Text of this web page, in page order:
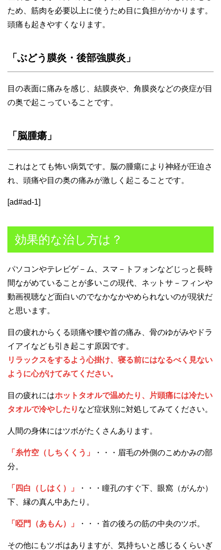
ため、筋肉を必要以上に使うため目に負担がかかります。
頭痛も起きやすくなります。
「ぶどう膜炎・後部強膜炎」
目の表面に痛みを感じ、結膜炎や、角膜炎などの炎症が目
の奥で起こっていることです。
「脳腫瘍」
これはとても怖い病気です。脳の腫瘍により神経が圧迫さ
れ、頭痛や目の奥の痛みが激しく起こることです。
[ad#ad-1]
効果的な治し方は？
パソコンやテレビゲ－ム、スマ－トフォンなどじっと長時
間ながめていることが多いこの現代、ネットサ－フィンや
動画視聴など面白いのでなかなかやめられないのが現状だ
と思います。
目の疲れからくる頭痛や腰や首の痛み、骨のゆがみやドラ
イアイなども引き起こす原因です。
リラックスをするよう心掛け、寝る前にはなるべく見ない
ように心がけてみてください。
目の疲れにはホットタオルで温めたり、片頭痛には冷たい
タオルで冷やしたり など症状別に対処してみてください。
人間の身体にはツボがたくさんあります。
「糸竹空（しちくくう」
・・・眉毛の外側のこめかみの部
分。
「四白（しはく）」
・・・瞳孔のすぐ下、眼窩（がんか）
下、縁の真ん中あたり。
「啞門（あもん）」 ・・・首の後ろの筋の中央のツボ。
その他にもツボはありますが、気持ちいと感じるくらいぎ